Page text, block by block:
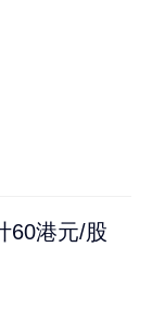
60港元/股